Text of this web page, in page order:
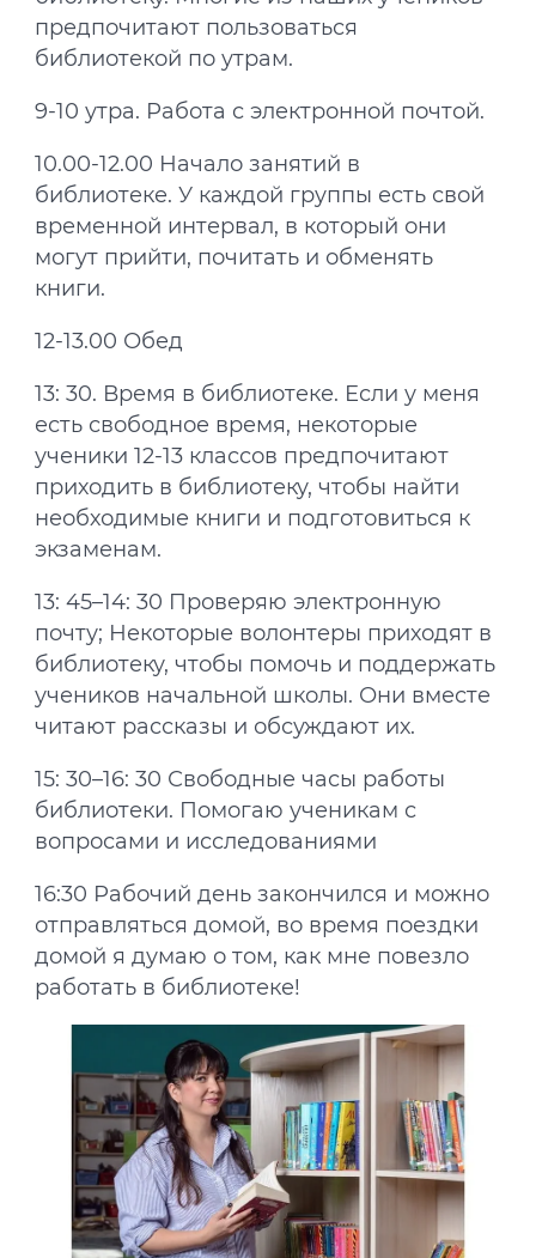
предпочитают пользоваться
библиотекой по утрам.
9-10 утра. Работа с электронной почтой.
10.00-12.00 Начало занятий в
библиотеке. У каждой группы есть свой
временной интервал, в который они
могут прийти, почитать и обменять
книги.
12-13.00 Обед
13: 30. Время в библиотеке. Если у меня
есть свободное время, некоторые
ученики 12-13 классов предпочитают
приходить в библиотеку, чтобы найти
необходимые книги и подготовиться к
экзаменам.
13: 45–14: 30 Проверяю электронную
почту; Некоторые волонтеры приходят в
библиотеку, чтобы помочь и поддержать
учеников начальной школы. Они вместе
читают рассказы и обсуждают их.
15: 30–16: 30 Свободные часы работы
библиотеки. Помогаю ученикам с
вопросами и исследованиями
16:30 Рабочий день закончился и можно
отправляться домой, во время поездки
домой я думаю о том, как мне повезло
работать в библиотеке!